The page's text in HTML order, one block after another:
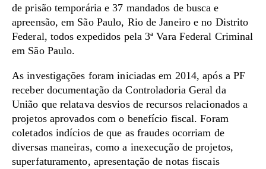
de prisão temporária e 37 mandados de busca e
apreensão, em São Paulo, Rio de Janeiro e no Distrito
Federal, todos expedidos pela 3ª Vara Federal Criminal
em São Paulo.
As investigações foram iniciadas em 2014, após a PF
receber documentação da Controladoria Geral da
União que relatava desvios de recursos relacionados a
projetos aprovados com o benefício fiscal. Foram
coletados indícios de que as fraudes ocorriam de
diversas maneiras, como a inexecução de projetos,
superfaturamento, apresentação de notas fiscais